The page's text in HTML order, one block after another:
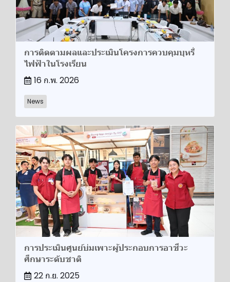
การติดตามผลและประเมินโครงการควบคุมบุหรี่
ไฟฟ้าในโรงเรียน
16 ก.พ. 2026
News
การประเมินศูนย์บ่มเพาะผู้ประกอบการอาชีวะ
ศึกษาระดับชาติ
22 ก.ย. 2025